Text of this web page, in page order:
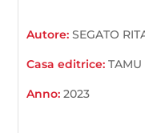
Autore:SEGATO
Casa editrice:TAMU
Anno:2023